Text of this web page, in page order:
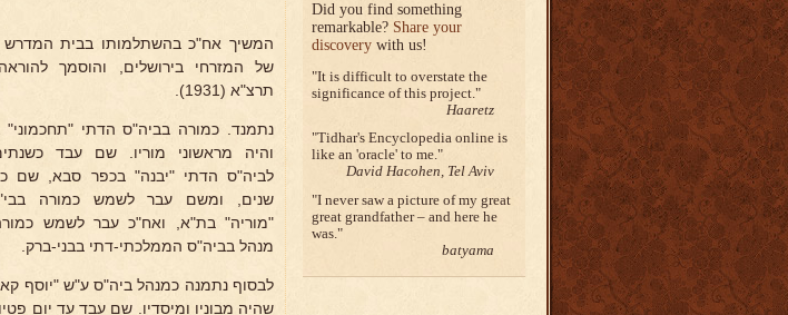
המשיך אח"כ בהשתלמותו בבית המדרש
של המזרחי בירושלים, והוסמך
תרצ"א (1931).
נתמנד. כמורה בביה"ס הדתי "תחכמוני"
והיה מראשוני מוריו. שם עבד
שנים, ומשם עבר לשמש כמורה
"מוריה" בת"א, ואח"כ עבר לשמש
מנהל בביה"ס הממלכתי-דתי בבני-ברק.
לבסוף נתמנה כמנהל ביה"ס ע"ש "יוסף
שהיה מבוניו ומיסדיו. שם עבד עד יום
Did you find something
remarkable? Share your
discovery with us!
It is difficult to overstate the
significance of this project.
Haaretz
Tidhar's Encyclopedia online is
like an 'oracle' to me.
David Hacohen, Tel Aviv
I never saw a picture of my great
great grandfather – and here he
was.
batyama